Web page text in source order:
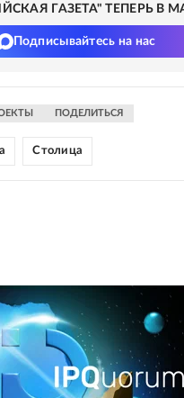
ГАЗЕТА" ТЕПЕРЬ В
Подписывайтесь на нас
ПОДЕЛИТЬСЯ
Столица